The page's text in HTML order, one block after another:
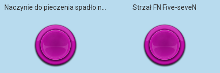
Strzał FN Five-seveN